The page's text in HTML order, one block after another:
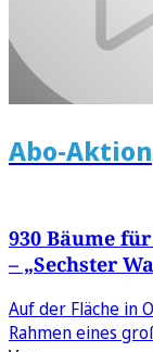
Abo-Aktion
930 Bäume
– „Sechster
Auf der Fläche in
Rahmen eines